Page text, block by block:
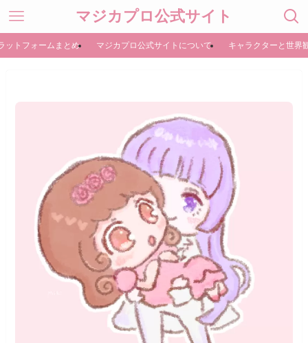
マジカプロ公式サイト
ットフォームまとめ マジカプロ公式サイトについて キャラクターと世界